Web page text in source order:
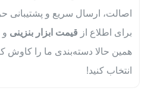
اصالت، ارسال سریع و پشتیبانی
برای اطلاع از قیمت ابزار بنزینی و
همین حالا دسته‌بندی ما را کاوش
انتخاب کنید!